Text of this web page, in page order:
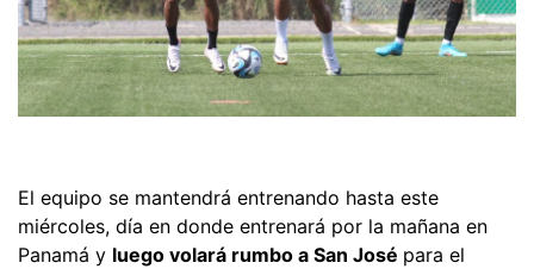
El equipo se mantendrá entrenando hasta este
miércoles, día en donde entrenará por la mañana en
Panamá y luego volará rumbo a San José para el